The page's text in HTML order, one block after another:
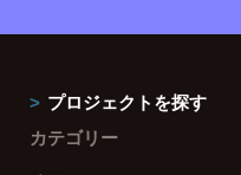
プロジェクトを探す
カテゴリー